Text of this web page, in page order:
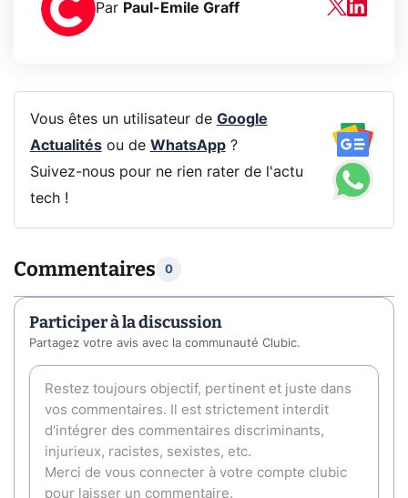
Par Paul-Emile Graff
Vous êtes un utilisateur de Google
Actualitésou de WhatsApp?
Suivez-nous pour ne rien rater de l'actu
tech !
Commentaires 0
Participer à la discussion
Partagez votre avis avec la communauté Clubic.